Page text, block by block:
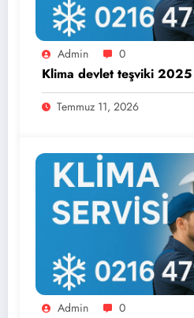
Admin 0
Klima devlet teşviki
Temmuz 11, 2026
Admin 0